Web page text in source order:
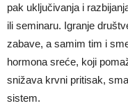
pak uključivanja i
ili seminaru. Igranje
zabave, a samim tim i
hormona sreće, koji
snižava krvni pritisak,
sistem.